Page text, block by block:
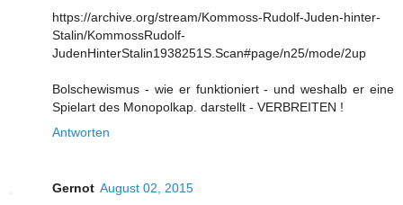
https://archive.org/stream/Kommoss-Rudolf-Juden-hinter-
Stalin/KommossRudolf-
JudenHinterStalin1938251S.Scan#page/n25/mode/2up
Bolschewismus - wie er funktioniert - und weshalb er eine
Spielart des Monopolkap. darstellt - VERBREITEN !
Antworten
Gernot August 02, 2015